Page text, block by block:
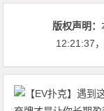
版权声明：
12:21:37